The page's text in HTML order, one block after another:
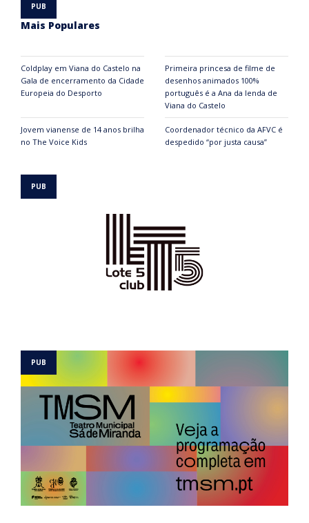
Mais Populares
Coldplay em Viana do Castelo na
Gala de encerramento da Cidade
Europeia do Desporto
Primeira princesa de filme de
desenhos animados 100%
português é a Ana da lenda de
Viana do Castelo
Jovem vianense de 14 anos brilha
no The Voice Kids
Coordenador técnico da AFVC é
despedido “por justa causa”